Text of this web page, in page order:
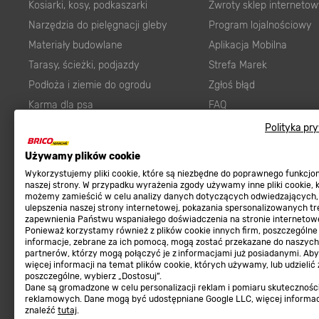
Polityka
Używamy plików cookie
Wykorzystujemy pliki cookie, które są niezbędne do poprawnego
naszej strony. W przypadku wyrażenia zgody używamy inne pliki cookie,
możemy zamieścić w celu analizy danych dotyczących odwiedzających,
ulepszenia naszej strony internetowej, pokazania spersonalizowanych
zapewnienia Państwu wspaniałego doświadczenia na stronie
Ponieważ korzystamy również z plików cookie innych firm, poszczególne
informacje, zebrane za ich pomocą, mogą zostać przekazane do naszych
partnerów, którzy mogą połączyć je z informacjami już posiadanymi.
więcej informacji na temat plików cookie, których używamy, lub udzielić
poszczególne, wybierz „Dostosuj”.
Dane są gromadzone w celu personalizacji reklam i pomiaru
reklamowych. Dane mogą być udostępniane Google LLC, więcej
znaleźć tutaj.
Kosiarki, kosy, podkaszarki
Narzędzia do pielęgnacji gleby
Materiały budowlane
Tarasy, ścieżki, podjazdy
Podłoża i ziemie do ogrodu
Karma dla psa
Farby wewnętrzne białe
Elektryka
Panele
Elektronarzędzia
Płytki
Panele podłogowe
Płyty OSB/HDF
Grabie do ogrodu
Zwroty sklep
Program lojalnościowy
Aplikacja Mobilna
Strefa Marek
Zgłoś błąd
FAQ
Prawny obowiązek
Regulaminy
Regulaminy
Polityka prywatności